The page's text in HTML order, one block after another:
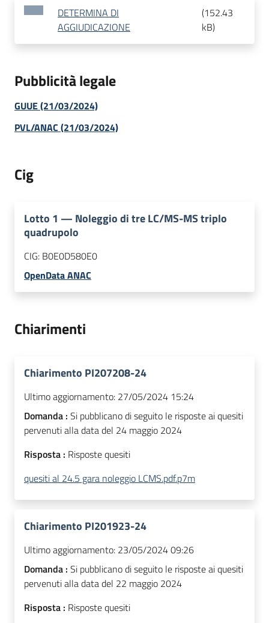
DETERMINA DI
AGGIUDICAZIONE
(152.43
kB)
Pubblicità legale
GUUE (21/03/2024)
PVL/ANAC (21/03/2024)
Cig
Lotto 1 — Noleggio di tre LC/MS-MS triplo
quadrupolo
CIG: B0E0D580E0
OpenData ANAC
Chiarimenti
Chiarimento PI207208-24
Ultimo aggiornamento: 27/05/2024 15:24
Domanda : Si pubblicano di seguito le risposte ai quesiti
pervenuti alla data del 24 maggio 2024
Risposta : Risposte quesiti
quesiti al 24.5 gara noleggio LCMS.pdf.p7m
Chiarimento PI201923-24
Ultimo aggiornamento: 23/05/2024 09:26
Domanda : Si pubblicano di seguito le risposte ai quesiti
pervenuti alla data del 22 maggio 2024
Risposta : Risposte quesiti